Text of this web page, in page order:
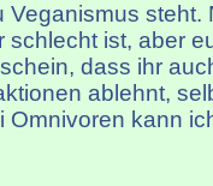
Veganismus steht.
ist, aber
dass ihr
ablehnt,
Omnivoren kann